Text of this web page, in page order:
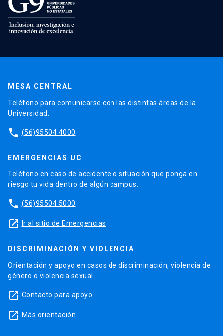
MESA CENTRAL
Teléfono para comunicarse con las distintas áreas de la
Universidad.
phone (56)95504 4000
EMERGENCIAS UC
Teléfono en caso de accidente o situación que ponga en
riesgo tu vida dentro de algún campus.
phone (56)95504 5000
launch Ir al sitio de Emergencias
DISCRIMINACIÓN Y VIOLENCIA
Orientación y apoyo en casos de discriminación, violencia de
género o violencia sexual.
launch Contacto para apoyo
launch Más orientación